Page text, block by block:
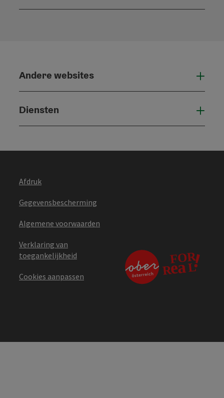
Andere websites
Diensten
Afdruk
Gegevensbescherming
Algemene voorwaarden
Verklaring van
toegankelijkheid
Cookies aanpassen